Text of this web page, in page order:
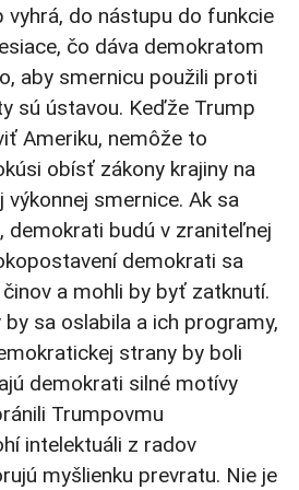
vyhrá, do nástupu do funkcie
čo dáva demokratom
aby smernicu použili proti
sú ústavou. Keďže Trump
Ameriku, nemôže to
obísť zákony krajiny na
výkonnej smernice. Ak sa
demokrati budú v zraniteľnej
demokrati sa
a mohli by byť zatknutí.
sa oslabila a ich programy,
strany by boli
demokrati silné motívy
Trumpovmu
intelektuáli z radov
myšlienku prevratu. Nie je